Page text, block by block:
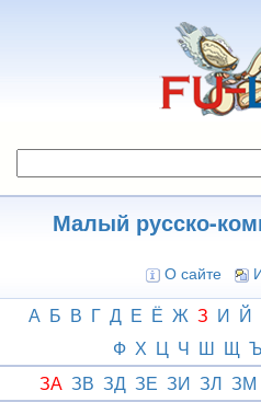
Малый русско-
О сайте
А Б В Г Д Е Ё Ж З И Й
Ф Х Ц Ч Ш Щ Ъ
ЗА ЗВ ЗД ЗЕ ЗИ ЗЛ ЗМ